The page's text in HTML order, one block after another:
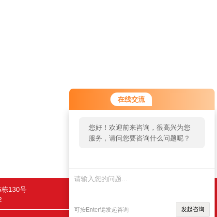
在线交流
您好！欢迎前来咨询，很高兴为您
服务，请问您要咨询什么问题呢？
可按Enter键发起咨询 发起咨询
130号